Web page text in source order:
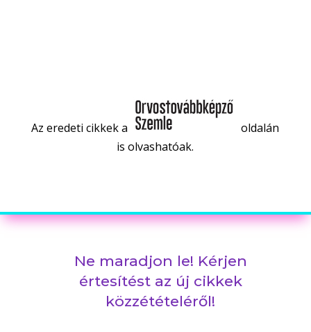
Az eredeti cikkek a
oldalán
is olvashatóak.
Ne maradjon le! Kérjen
értesítést az új cikkek
közzétételéről!